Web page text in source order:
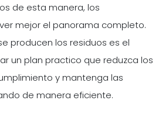
de esta manera, los
mejor el panorama completo.
producen los residuos es el
un plan practico que reduzca los
y mantenga las
de manera eficiente.